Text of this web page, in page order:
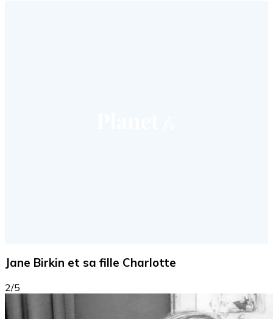
Jane Birkin et sa fille Charlotte
2/5